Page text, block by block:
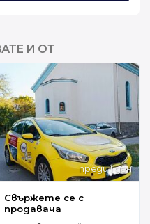
И ОТ
преди 1 ден
Свържете се с
продавача